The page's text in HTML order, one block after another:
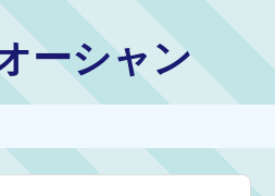
ーシャン